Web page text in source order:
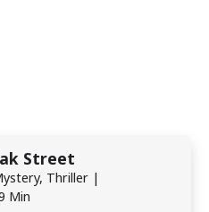
Street
Thriller |
Min